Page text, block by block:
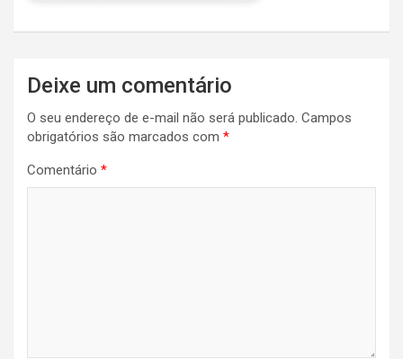
Navegação
de
Post
Deixe um comentário
O seu endereço de e-mail não será publicado. Campos
obrigatórios são marcados com *
Comentário *